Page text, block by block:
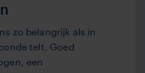
zo belangrijk als in
telt. Goed
een